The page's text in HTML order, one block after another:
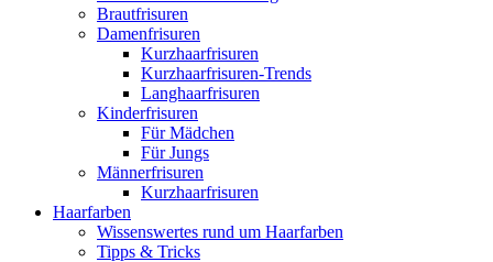
Brautfrisuren
Damenfrisuren
Kurzhaarfrisuren
Kurzhaarfrisuren-Trends
Langhaarfrisuren
Kinderfrisuren
Für Mädchen
Für Jungs
Männerfrisuren
Kurzhaarfrisuren
Haarfarben
Wissenswertes rund um Haarfarben
Tipps & Tricks